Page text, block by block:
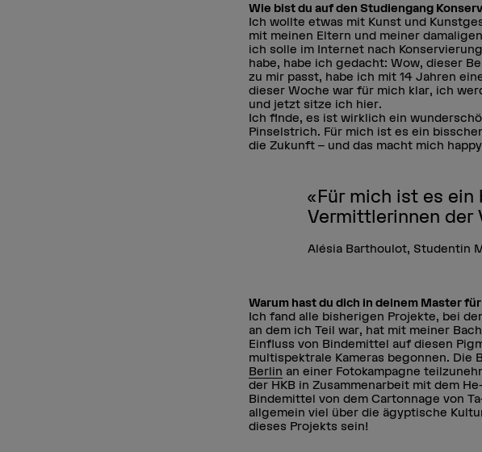
Wie bist du auf den Studiengang
Ich wollte etwas mit Kunst und
mit meinen Eltern und meiner
ich solle im Internet nach
habe, habe ich gedacht: Wow, dieser
zu mir passt, habe ich mit 14 Jahren
dieser Woche war für mich klar, ich
und jetzt sitze ich hier.
Ich finde, es ist wirklich ein
Pinselstrich. Für mich ist es ein
die Zukunft – und das macht mich
«Für mich ist es ein
Vermittlerinnen der
Alésia Barthoulot Studentin
Warum hast du dich in deinem Master
Ich fand alle bisherigen Projekte, bei
an dem ich Teil war, hat mit meiner
Einfluss von Bindemittel auf diesen
multispektrale Kameras begonnen.
Berlin an einer Fotokampagne
der HKB in Zusammenarbeit mit dem
Bindemittel von dem Cartonnage von
allgemein viel über die ägyptische
dieses Projekts sein!